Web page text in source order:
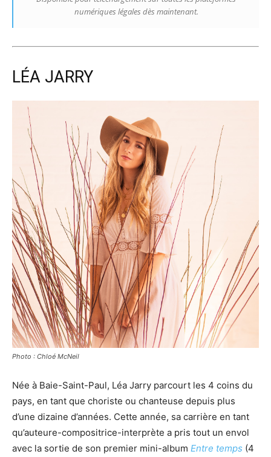
numériques légales dès maintenant.
LÉA JARRY
Photo : Chloé McNeil
Née à Baie-Saint-Paul, Léa Jarry parcourt les 4 coins du
pays, en tant que choriste ou chanteuse depuis plus
d’une dizaine d’années. Cette année, sa carrière en tant
qu’auteure-compositrice-interprète a pris tout un envol
avec la sortie de son premier mini-album Entre temps (4